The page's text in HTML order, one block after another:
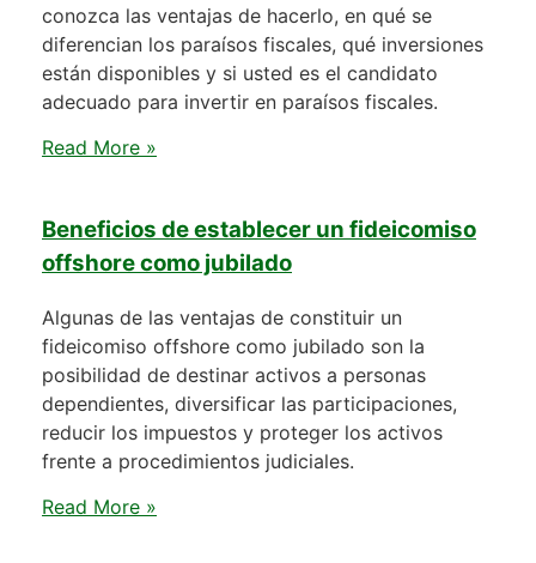
conozca las ventajas de hacerlo, en qué se
diferencian los paraísos fiscales, qué inversiones
están disponibles y si usted es el candidato
adecuado para invertir en paraísos fiscales.
Read More »
Beneficios de establecer un fideicomiso
offshore como jubilado
Algunas de las ventajas de constituir un
fideicomiso offshore como jubilado son la
posibilidad de destinar activos a personas
dependientes, diversificar las participaciones,
reducir los impuestos y proteger los activos
frente a procedimientos judiciales.
Read More »